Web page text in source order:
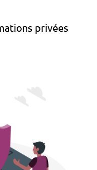
privées